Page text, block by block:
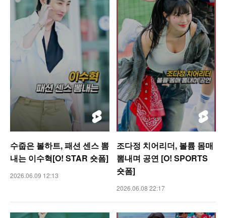
수줍은 볼하트, 패션 센스 뽐
내는 이수혁[O! STAR 숏폼]
2026.06.09 12:13
조다정 치어리더, 볼륨 몸매
뽐내며 공연 [O! SPORTS
숏폼]
2026.06.08 22:17